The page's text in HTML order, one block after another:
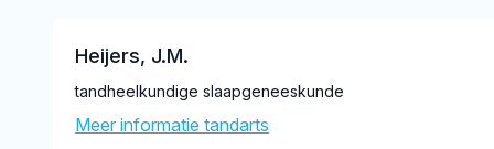
Heijers, J.M.
tandheelkundige slaapgeneeskunde
Meer informatie tandarts